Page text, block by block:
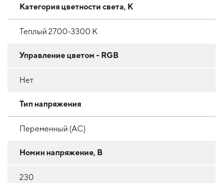
Категория цветности света, К
Теплый 2700-3300 К
Управление цветом - RGB
Нет
Тип напряжения
Переменный (AC)
Номин напряжение, В
230